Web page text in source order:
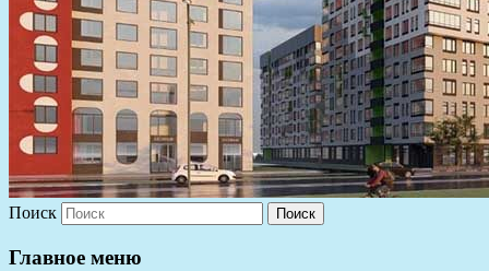
Поиск
Главное меню